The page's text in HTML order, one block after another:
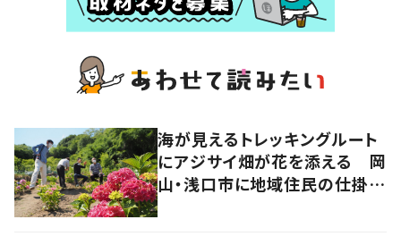
海が見えるトレッキングルート
にアジサイ畑が花を添える 岡
山・浅口市に地域住民の仕掛け